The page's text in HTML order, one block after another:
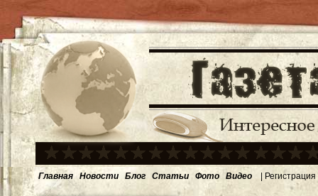
Главная Новости Блог Статьи Фото Видео | Регистрация